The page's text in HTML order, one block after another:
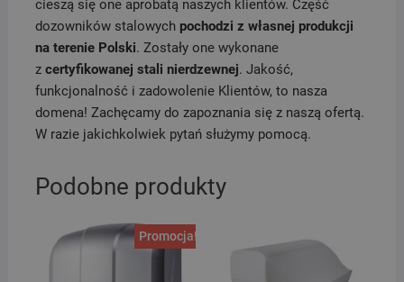
cieszą się one aprobatą naszych klientów. Część
dozowników stalowych pochodzi z własnej produkcji
na terenie Polski. Zostały one wykonane
z certyfikowanej stali nierdzewnej. Jakość,
funkcjonalność i zadowolenie Klientów, to nasza
domena! Zachęcamy do zapoznania się z naszą ofertą.
W razie jakichkolwiek pytań służymy pomocą.
Podobne produkty
Promocja!